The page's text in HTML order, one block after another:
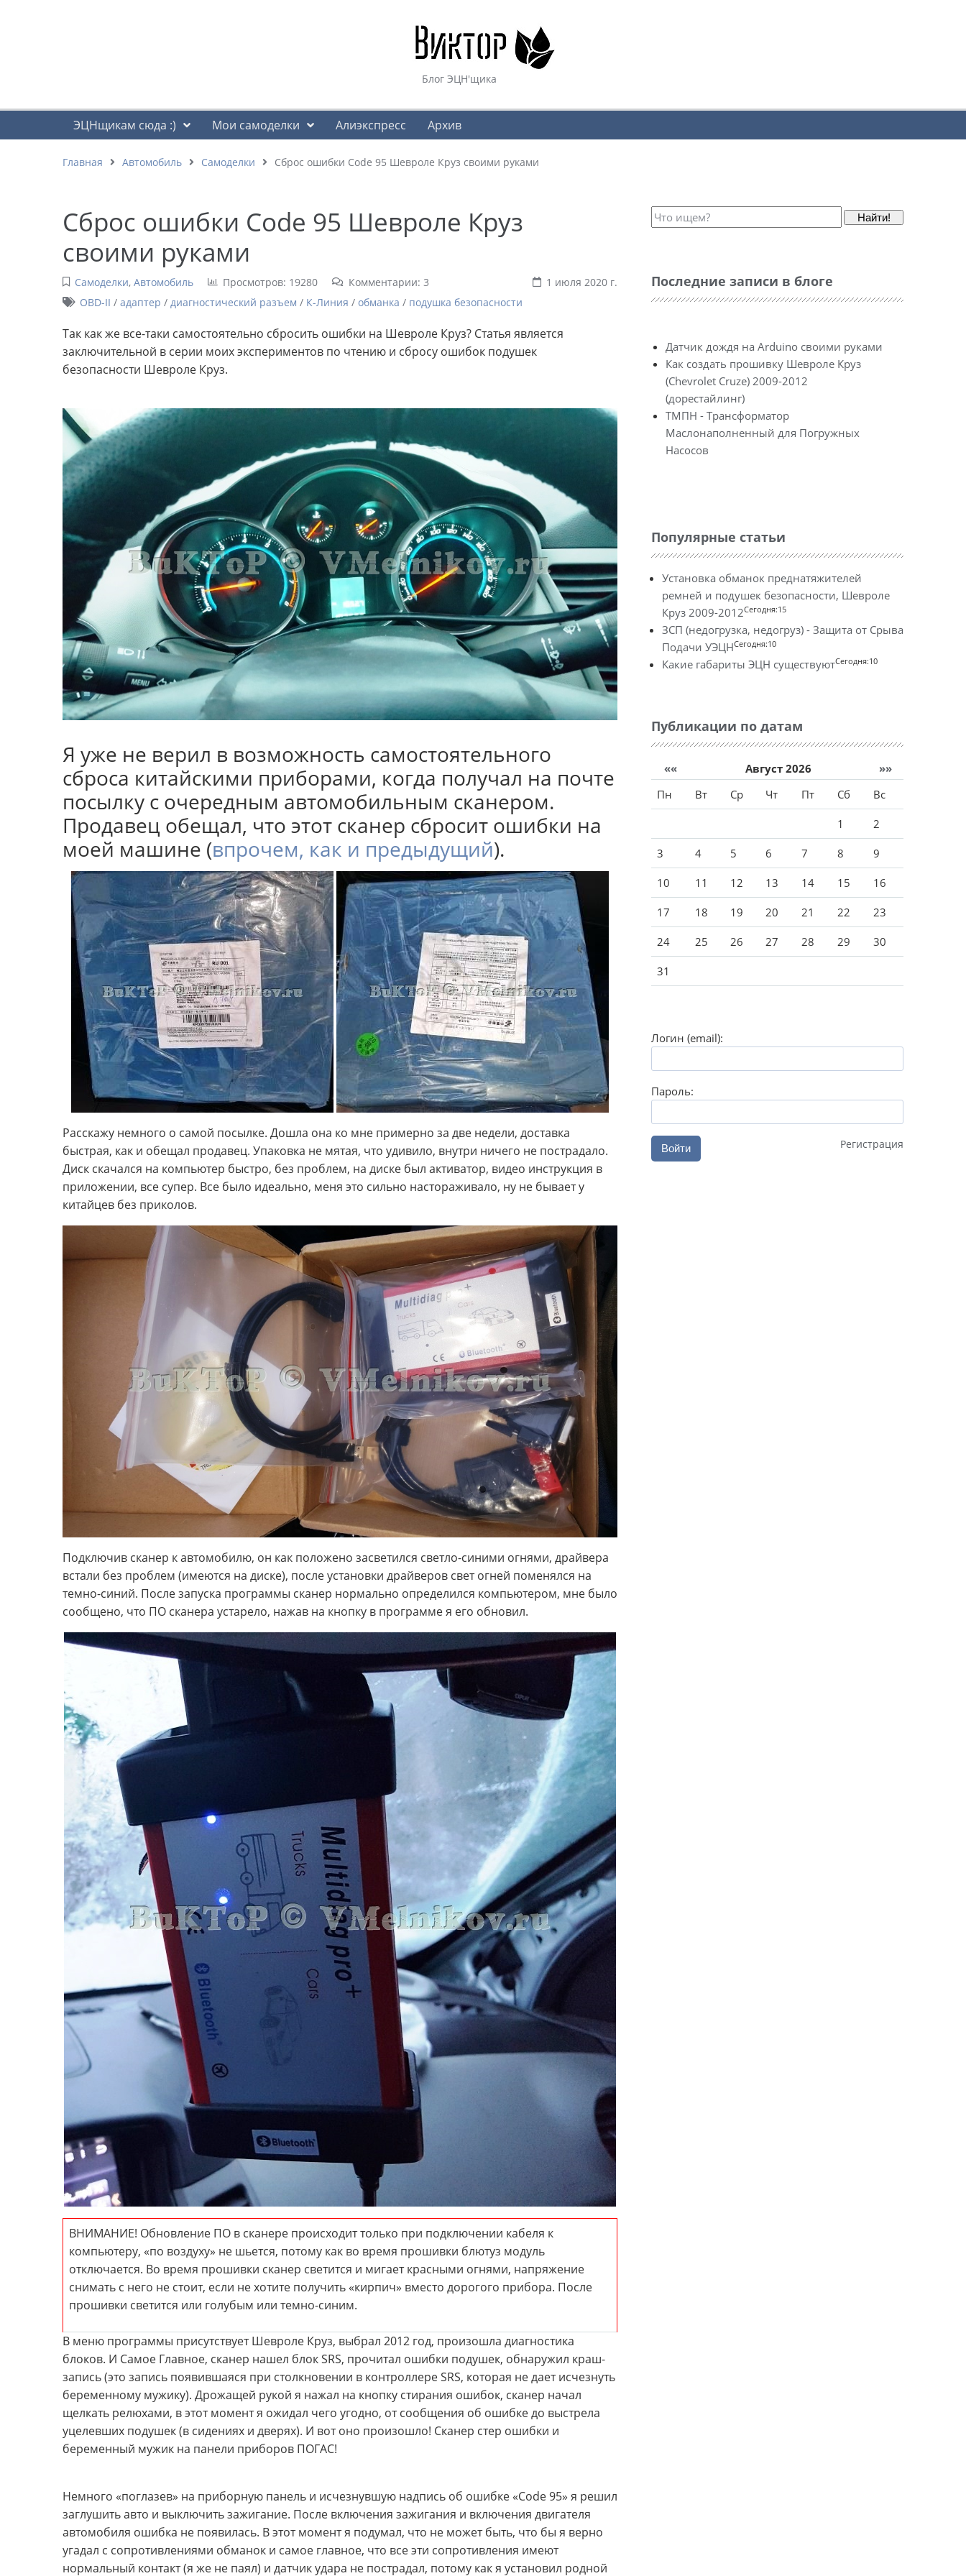
Блог ЭЦН'щика
ЭЦНщикам сюда :) Мои самоделки Алиэкспресс Архив
Главная Автомобиль Самоделки Сброс ошибки Code 95 Шевроле Круз своими руками
Сброс ошибки Code 95 Шевроле Круз
своими руками
Самоделки, Автомобиль Просмотров: 19280 Комментарии: 3
1 июля 2020 г.
OBD-II / адаптер / диагностический разъем / К-Линия / обманка / подушка безопасности
Так как же все-таки самостоятельно сбросить ошибки на Шевроле Круз? Статья является
заключительной в серии моих экспериментов по чтению и сбросу ошибок подушек
безопасности Шевроле Круз.
Я уже не верил в возможность самостоятельного
сброса китайскими приборами, когда получал на почте
посылку с очередным автомобильным сканером.
Продавец обещал, что этот сканер сбросит ошибки на
моей машине (впрочем, как и предыдущий).
Расскажу немного о самой посылке. Дошла она ко мне примерно за две недели, доставка
быстрая, как и обещал продавец. Упаковка не мятая, что удивило, внутри ничего не пострадало.
Диск скачался на компьютер быстро, без проблем, на диске был активатор, видео инструкция в
приложении, все супер. Все было идеально, меня это сильно настораживало, ну не бывает у
китайцев без приколов.
Подключив сканер к автомобилю, он как положено засветился светло-синими огнями, драйвера
встали без проблем (имеются на диске), после установки драйверов свет огней поменялся на
темно-синий. После запуска программы сканер нормально определился компьютером, мне было
сообщено, что ПО сканера устарело, нажав на кнопку в программе я его обновил.
ВНИМАНИЕ! Обновление ПО в сканере происходит только при подключении кабеля к
компьютеру, «по воздуху» не шьется, потому как во время прошивки блютуз модуль
отключается. Во время прошивки сканер светится и мигает красными огнями, напряжение
снимать с него не стоит, если не хотите получить «кирпич» вместо дорогого прибора. После
прошивки светится или голубым или темно-синим.
В меню программы присутствует Шевроле Круз, выбрал 2012 год, произошла диагностика
блоков. И Самое Главное, сканер нашел блок SRS, прочитал ошибки подушек, обнаружил краш-
запись (это запись появившаяся при столкновении в контроллере SRS, которая не дает исчезнуть
беременному мужику). Дрожащей рукой я нажал на кнопку стирания ошибок, сканер начал
щелкать релюхами, в этот момент я ожидал чего угодно, от сообщения об ошибке до выстрела
уцелевших подушек (в сидениях и дверях). И вот оно произошло! Сканер стер ошибки и
беременный мужик на панели приборов ПОГАС!
Немного «поглазев» на приборную панель и исчезнувшую надпись об ошибке «Code 95» я решил
заглушить авто и выключить зажигание. После включения зажигания и включения двигателя
автомобиля ошибка не появилась. В этот момент я подумал, что не может быть, что бы я верно
угадал с сопротивлениями обманок и самое главное, что все эти сопротивления имеют
нормальный контакт (я же не паял) и датчик удара не пострадал, потому как я установил родной
Найти!
Последние записи в блоге
Датчик дождя на Arduino своими руками
Как создать прошивку Шевроле Круз
(Chevrolet Cruze) 2009-2012
(дорестайлинг)
ТМПН - Трансформатор
Маслонаполненный для Погружных
Насосов
Популярные статьи
Установка обманок преднатяжителей
ремней и подушек безопасности, Шевроле
Круз 2009-2012Сегодня:15
ЗСП (недогрузка, недогруз) - Защита от Срыва
Подачи УЭЦНСегодня:10
Какие габариты ЭЦН существуютСегодня:10
Публикации по датам
«« Август 2026
»»
Пн
Вт Ср Чт Пт Сб Вс
1 2
3 4 5 6 7 8 9
10 11 12 13 14 15 16
17 18 19 20 21 22 23
24 25 26 27 28 29 30
31
Логин (email):
Пароль:
Войти Регистрация